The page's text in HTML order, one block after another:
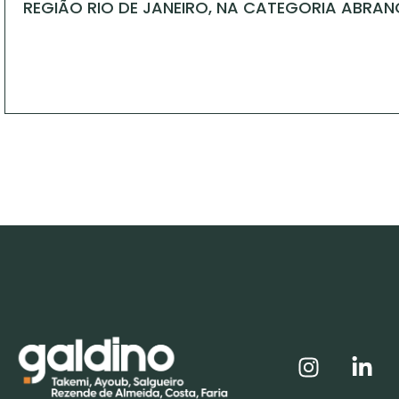
REGIÃO RIO DE JANEIRO, NA CATEGORIA